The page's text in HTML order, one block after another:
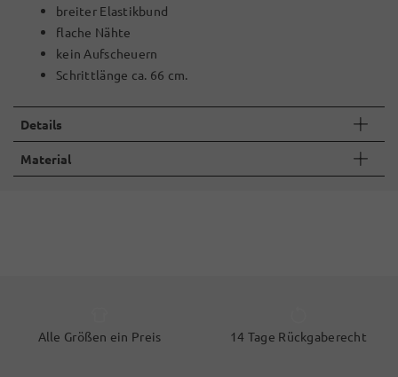
breiter Elastikbund
flache Nähte
kein Aufscheuern
Schrittlänge ca. 66 cm.
Details
Material
Alle Größen ein Preis 14 Tage Rückgaberecht